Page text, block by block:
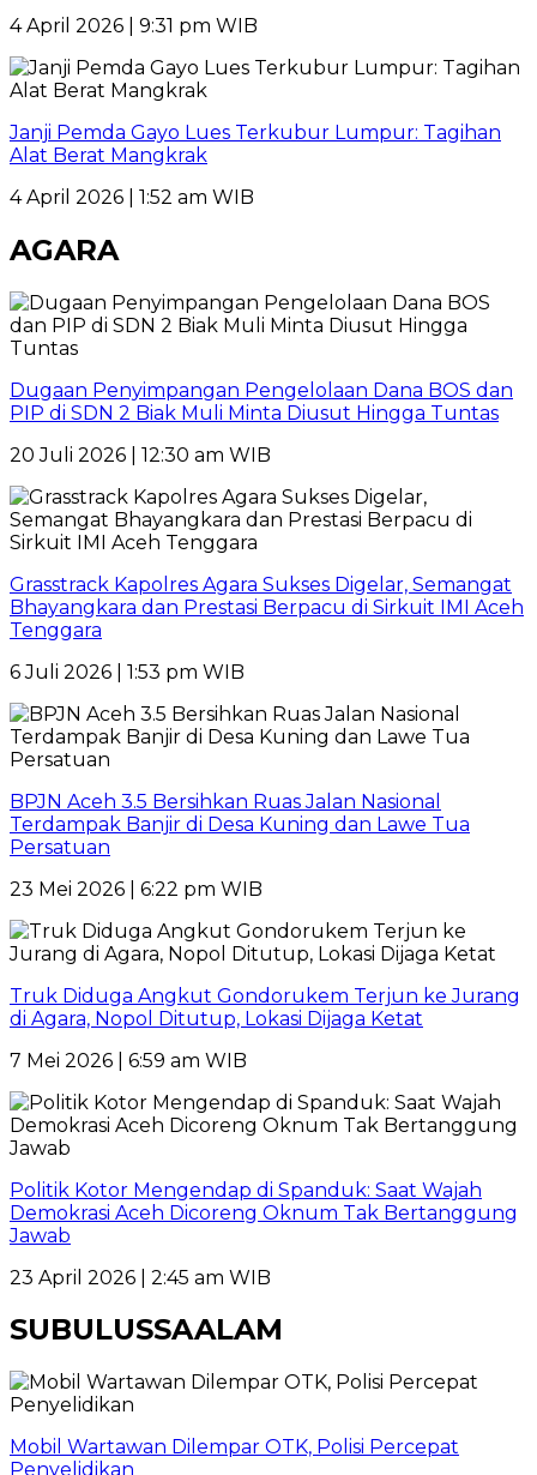
4 April 2026 | 9:31 pm WIB
Janji Pemda Gayo Lues Terkubur Lumpur: Tagihan
Alat Berat Mangkrak
4 April 2026 | 1:52 am WIB
AGARA
Dugaan Penyimpangan Pengelolaan Dana BOS dan
PIP di SDN 2 Biak Muli Minta Diusut Hingga Tuntas
20 Juli 2026 | 12:30 am WIB
Grasstrack Kapolres Agara Sukses Digelar, Semangat
Bhayangkara dan Prestasi Berpacu di Sirkuit IMI Aceh
Tenggara
6 Juli 2026 | 1:53 pm WIB
BPJN Aceh 3.5 Bersihkan Ruas Jalan Nasional
Terdampak Banjir di Desa Kuning dan Lawe Tua
Persatuan
23 Mei 2026 | 6:22 pm WIB
Truk Diduga Angkut Gondorukem Terjun ke Jurang
di Agara, Nopol Ditutup, Lokasi Dijaga Ketat
7 Mei 2026 | 6:59 am WIB
Politik Kotor Mengendap di Spanduk: Saat Wajah
Demokrasi Aceh Dicoreng Oknum Tak Bertanggung
Jawab
23 April 2026 | 2:45 am WIB
SUBULUSSAALAM
Mobil Wartawan Dilempar OTK, Polisi Percepat
Penyelidikan